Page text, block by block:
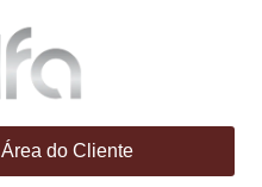
Área do Cliente